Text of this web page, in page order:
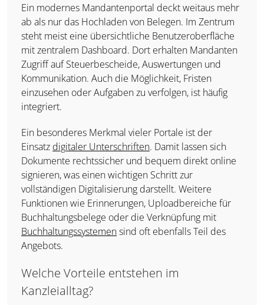
Ein modernes Mandantenportal deckt weitaus mehr
ab als nur das Hochladen von Belegen. Im Zentrum
steht meist eine übersichtliche Benutzeroberfläche
mit zentralem Dashboard. Dort erhalten Mandanten
Zugriff auf Steuerbescheide, Auswertungen und
Kommunikation. Auch die Möglichkeit, Fristen
einzusehen oder Aufgaben zu verfolgen, ist häufig
integriert.
Ein besonderes Merkmal vieler Portale ist der
Einsatz digitaler Unterschriften. Damit lassen sich
Dokumente rechtssicher und bequem direkt online
signieren, was einen wichtigen Schritt zur
vollständigen Digitalisierung darstellt. Weitere
Funktionen wie Erinnerungen, Uploadbereiche für
Buchhaltungsbelege oder die Verknüpfung mit
Buchhaltungssystemensind oft ebenfalls Teil des
Angebots.
Welche Vorteile entstehen im
Kanzleialltag?